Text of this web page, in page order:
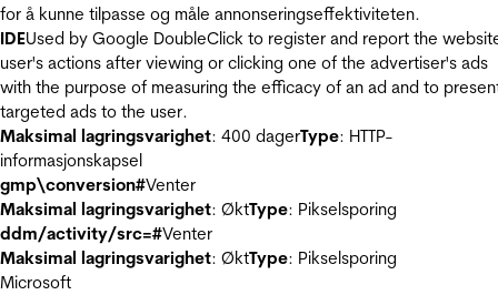
for å kunne tilpasse og måle annonseringseffektiviteten.
IDEUsed by Google DoubleClick to register and report the
user's actions after viewing or clicking one of the advertiser's ads
with the purpose of measuring the efficacy of an ad and to
targeted ads to the user.
Maksimal lagringsvarighet: 400 dagerType: HTTP-
informasjonskapsel
gmp\conversion#Venter
Maksimal lagringsvarighet: ØktType: Pikselsporing
ddm/activity/src=#Venter
Maksimal lagringsvarighet: ØktType: Pikselsporing
Microsoft